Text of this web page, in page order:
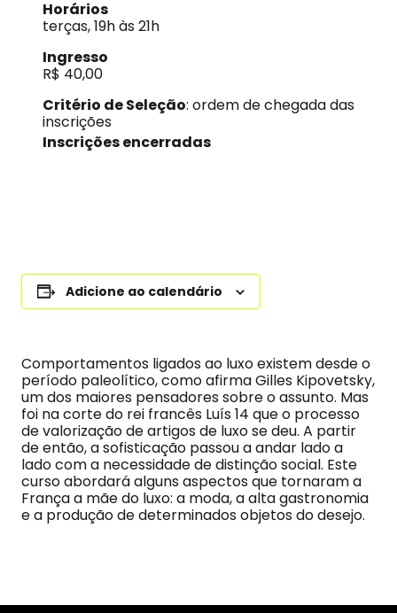
Horários
terças, 19h às 21h
Ingresso
R$ 40,00
Critério de Seleção: ordem de chegada das
inscrições
Inscrições encerradas
Adicione ao calendário
Comportamentos ligados ao luxo existem desde o
período paleolítico, como afirma Gilles Kipovetsky,
um dos maiores pensadores sobre o assunto. Mas
foi na corte do rei francês Luís 14 que o processo
de valorização de artigos de luxo se deu. A partir
de então, a sofisticação passou a andar lado a
lado com a necessidade de distinção social. Este
curso abordará alguns aspectos que tornaram a
França a mãe do luxo: a moda, a alta gastronomia
e a produção de determinados objetos do desejo.